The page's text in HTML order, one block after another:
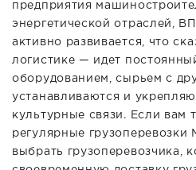
предприятия
энергетической отраслей,
активно развивается, что
логистике — идет
оборудованием, сырьем с
устанавливаются и
культурные связи. Если вам
регулярные
выбрать грузоперевозчика,